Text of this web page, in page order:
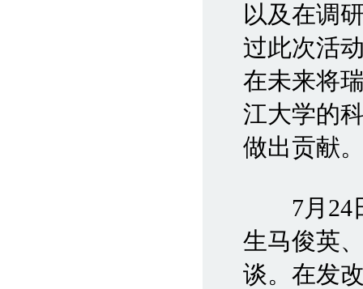
以及在调
过此次活
在未来将
江大学的
做出贡献
7月24日
生马俊英
谈。在发